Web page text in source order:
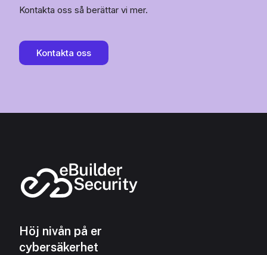
Kontakta oss så berättar vi mer.
Kontakta oss
Höj nivån på er
cybersäkerhet